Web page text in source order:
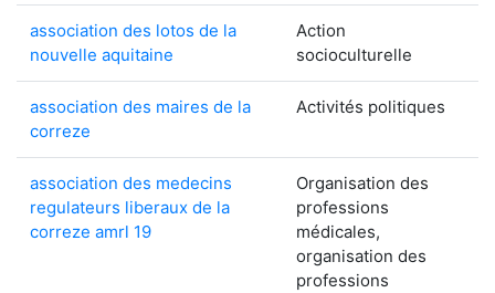
association des lotos de la
nouvelle aquitaine
Action
socioculturelle
association des maires de la
correze
Activités politiques
association des medecins
regulateurs liberaux de la
correze amrl 19
Organisation des
professions
médicales,
organisation des
professions